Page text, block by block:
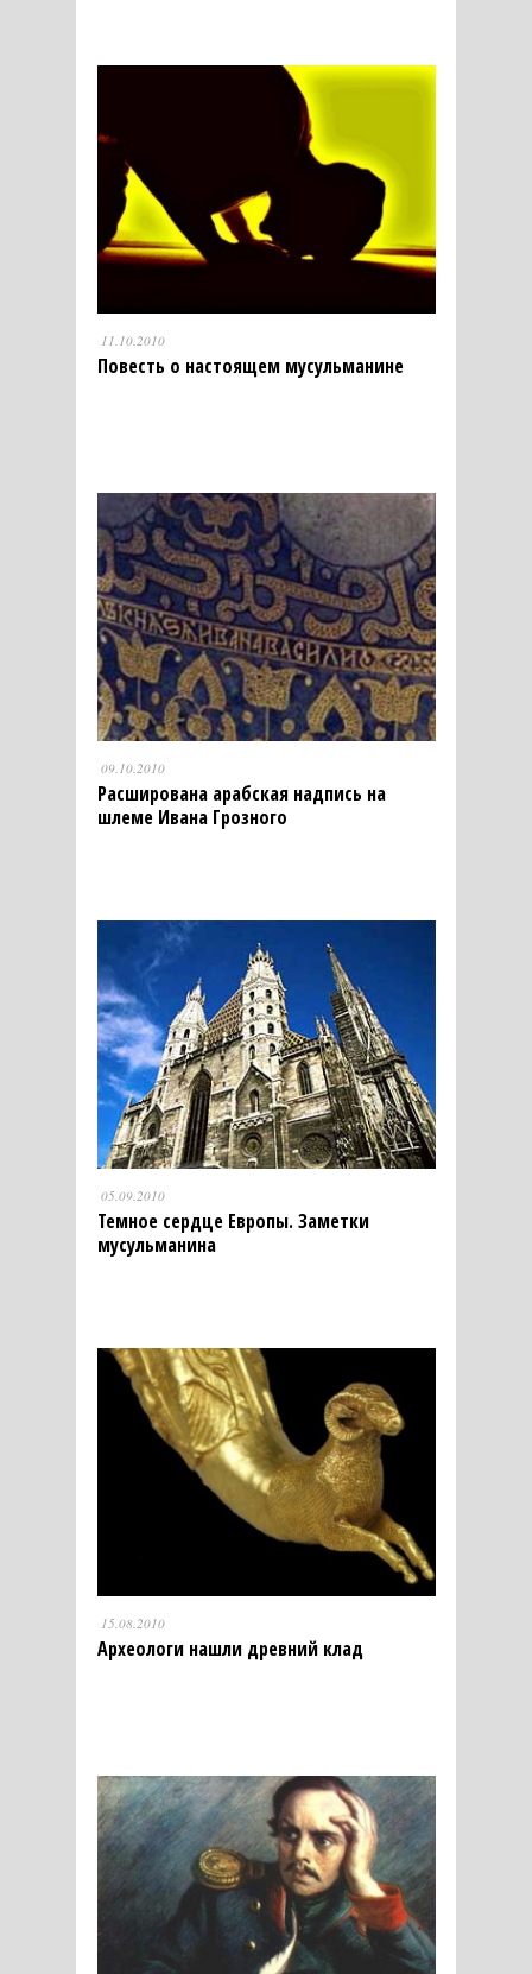
11.10.2010
Повесть о настоящем мусульманине
09.10.2010
Расширована арабская надпись на
шлеме Ивана Грозного
05.09.2010
Темное сердце Европы. Заметки
мусульманина
15.08.2010
Археологи нашли древний клад